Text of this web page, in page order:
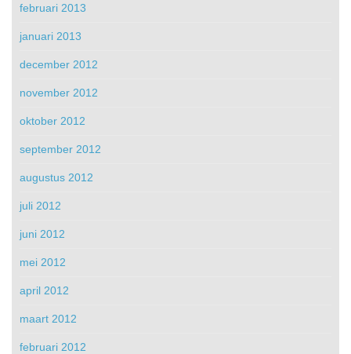
februari 2013
januari 2013
december 2012
november 2012
oktober 2012
september 2012
augustus 2012
juli 2012
juni 2012
mei 2012
april 2012
maart 2012
februari 2012